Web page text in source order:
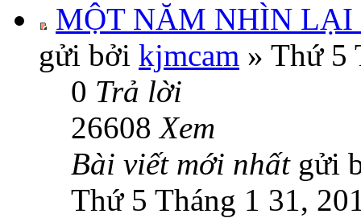
MỘT NĂM NHÌN
gửi bởi kjmcam » Thứ 5
0 Trả lời
26608Xem
Bài viết mới nhất gửi
Thứ 5 Tháng 1 31,